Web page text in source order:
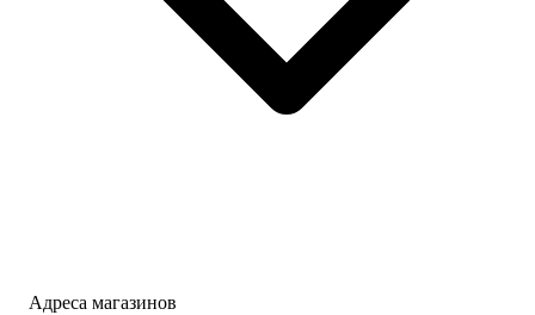
Адреса магазинов